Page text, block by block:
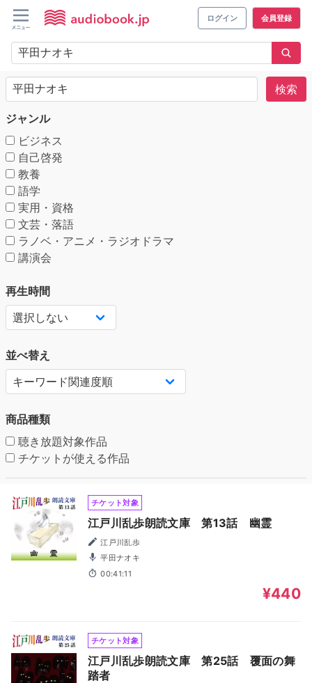
ログイン 会員登録
検索
ジャンル
ビジネス
自己啓発
教養
語学
実用・資格
文芸・落語
ラノベ・アニメ・ラジオドラマ
講演会
再生時間
並べ替え
商品種類
聴き放題対象作品
チケットが使える作品
チケット対象
江戸川乱歩朗読文庫 第13話 幽霊
江戸川乱歩
平田ナオキ
00:41:11
¥440
チケット対象
江戸川乱歩朗読文庫 第25話 覆面の舞
踏者